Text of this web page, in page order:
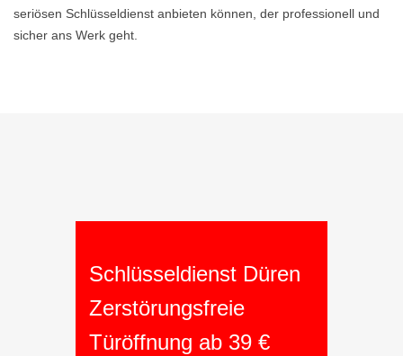
seriösen Schlüsseldienst anbieten können, der professionell und
sicher ans Werk geht.
Schlüsseldienst Düren
Zerstörungsfreie
Türöffnung ab 39 €